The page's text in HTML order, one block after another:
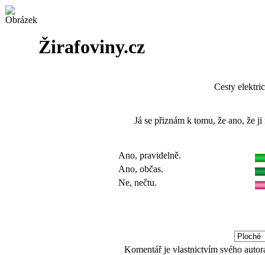
Žirafoviny.cz
Cesty
Já se přiznám k tomu, že ano, že
Ano, pravidelně.
Ano, občas.
Ne, nečtu.
Komentář je vlastnictvím svého